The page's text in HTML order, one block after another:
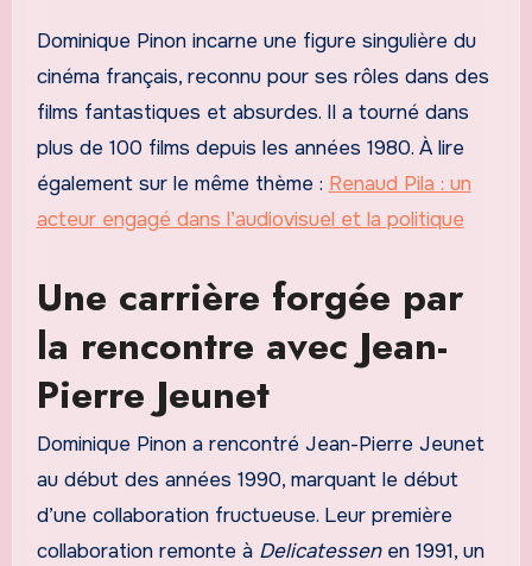
Dominique Pinon incarne une figure singulière du
cinéma français, reconnu pour ses rôles dans des
films fantastiques et absurdes. Il a tourné dans
plus de 100 films depuis les années 1980. À lire
également sur le même thème : Renaud Pila : un
acteur engagé dans l’audiovisuel et la politique
Une carrière forgée par
la rencontre avec Jean-
Pierre Jeunet
Dominique Pinon a rencontré Jean-Pierre Jeunet
au début des années 1990, marquant le début
d’une collaboration fructueuse. Leur première
collaboration remonte à Delicatessenen 1991, un